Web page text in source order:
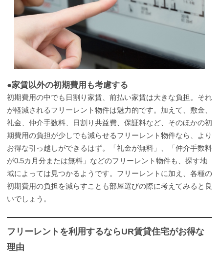
●家賃以外の初期費用も考慮する
初期費用の中でも日割り家賃、前払い家賃は大きな負担。それ
が軽減されるフリーレント物件は魅力的です。加えて、敷金、
礼金、仲介手数料、日割り共益費、保証料など、そのほかの初
期費用の負担が少しでも減らせるフリーレント物件なら、より
お得な引っ越しができるはず。「礼金が無料」、「仲介手数料
が0.5カ月分または無料」などのフリーレント物件も、探す地
域によっては見つかるようです。フリーレントに加え、各種の
初期費用の負担を減らすことも部屋選びの際に考えてみると良
いでしょう。
フリーレントを利用するならUR賃貸住宅がお得な
理由